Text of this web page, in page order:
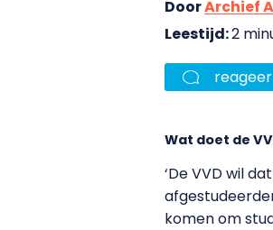
DoorArchief
Leestijd:2
reageer
Wat doet de
‘De VVD wil
komen om